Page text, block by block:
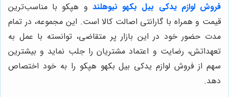
فروش لوازم یدکی بیل بکهو نیوهلند و هپکو با مناسب‌ترین
قیمت و همراه با گارانتی اصالت کالا است. این مجموعه، در تمام
مدت حضور خود در این بازار پر متقاضی، توانسته با عمل به
تعهداتش، رضایت و اعتماد مشتریان را جلب نماید و بیشترین
سهم از فروش لوازم یدکی بیل بکهو هپکو را به خود اختصاص
دهد.